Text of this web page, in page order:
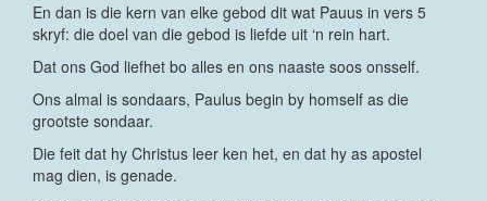
En dan is die kern van elke gebod dit wat Pauus in vers 5
skryf: die doel van die gebod is liefde uit ‘n rein hart.
Dat ons God liefhet bo alles en ons naaste soos onsself.
Ons almal is sondaars, Paulus begin by homself as die
grootste sondaar.
Die feit dat hy Christus leer ken het, en dat hy as apostel
mag dien, is genade.